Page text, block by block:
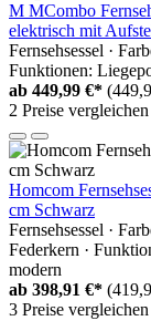
M MCombo
elektrisch mit
Fernsehsessel ·
Funktionen:
ab 449,99 €*
2 Preise vergleichen
Homcom
cm Schwarz
Fernsehsessel ·
Federkern ·
modern
ab 398,91 €*
3 Preise vergleichen